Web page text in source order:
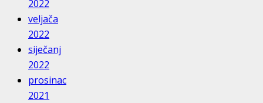
2022
veljača
2022
siječanj
2022
prosinac
2021